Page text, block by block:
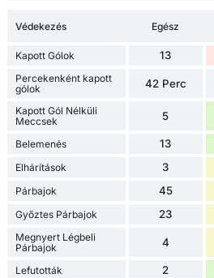
Védekezés Egész
Kapott Gólok 13
Percekenként kapott
gólok
42 Perc
Kapott Gól Nélküli
Meccsek
5
Belemenés 13
Elhárítások 3
Párbajok 45
Győztes Párbajok 23
Megnyert Légbeli
Párbajok
4
Lefutották 2